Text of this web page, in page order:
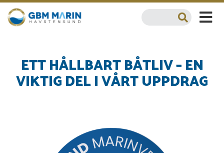
ETT HÅLLBART BÅTLIV – EN
VIKTIG DEL I VÅRT UPPDRAG